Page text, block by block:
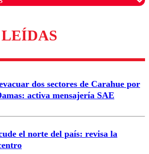
son moderados para garantizar un
diálogo respetuoso.
dos sectores de Carahue por
activa mensajería SAE
el norte del país: revisa la